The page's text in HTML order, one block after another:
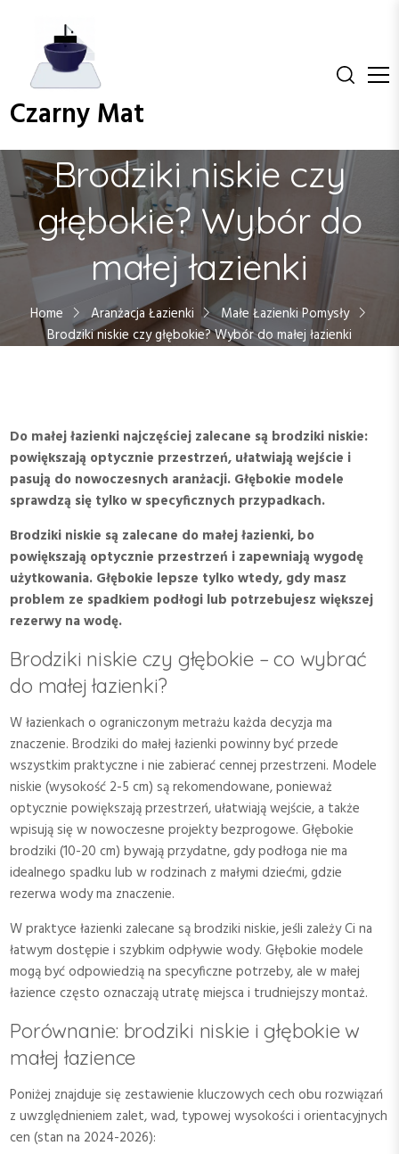
o
n
Czarny Mat
Brodziki niskie czy
głębokie? Wybór do
małej łazienki
Home Aranżacja Łazienki
Małe Łazienki Pomysły
Brodziki niskie czy głębokie? Wybór do małej łazienki
Do małej łazienki najczęściej zalecane są brodziki niskie:
powiększają optycznie przestrzeń, ułatwiają wejście i
pasują do nowoczesnych aranżacji. Głębokie modele
sprawdzą się tylko w specyficznych przypadkach.
Brodziki niskie są zalecane do małej łazienki, bo
powiększają optycznie przestrzeń i zapewniają wygodę
użytkowania. Głębokie lepsze tylko wtedy, gdy masz
problem ze spadkiem podłogi lub potrzebujesz większej
rezerwy na wodę.
Brodziki niskie czy głębokie – co wybrać
do małej łazienki?
W łazienkach o ograniczonym metrażu każda decyzja ma
znaczenie. Brodziki do małej łazienki powinny być przede
wszystkim praktyczne i nie zabierać cennej przestrzeni. Modele
niskie (wysokość 2-5 cm) są rekomendowane, ponieważ
optycznie powiększają przestrzeń, ułatwiają wejście, a także
wpisują się w nowoczesne projekty bezprogowe. Głębokie
brodziki (10-20 cm) bywają przydatne, gdy podłoga nie ma
idealnego spadku lub w rodzinach z małymi dziećmi, gdzie
rezerwa wody ma znaczenie.
W praktyce łazienki zalecane są brodziki niskie, jeśli zależy Ci na
łatwym dostępie i szybkim odpływie wody. Głębokie modele
mogą być odpowiedzią na specyficzne potrzeby, ale w małej
łazience często oznaczają utratę miejsca i trudniejszy montaż.
Porównanie: brodziki niskie i głębokie w
małej łazience
Poniżej znajduje się zestawienie kluczowych cech obu rozwiązań
z uwzględnieniem zalet, wad, typowej wysokości i orientacyjnych
cen (stan na 2024-2026):